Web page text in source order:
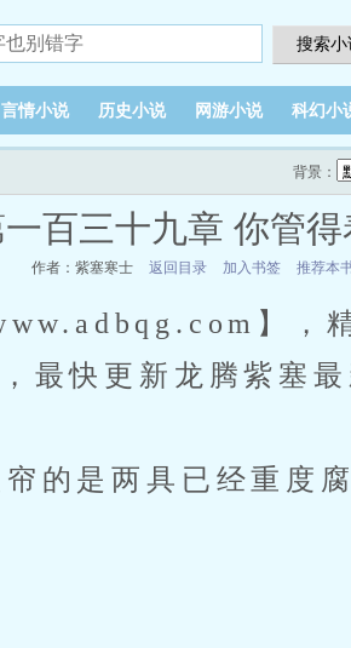
搜索小
言情小说 历史小说 网游小说 科幻小
背景：
百三十九章 你管得
作者：紫塞寒士 返回目录 加入书签 推荐本
】，
最快更新 龙腾紫塞最
的是两具已经重度